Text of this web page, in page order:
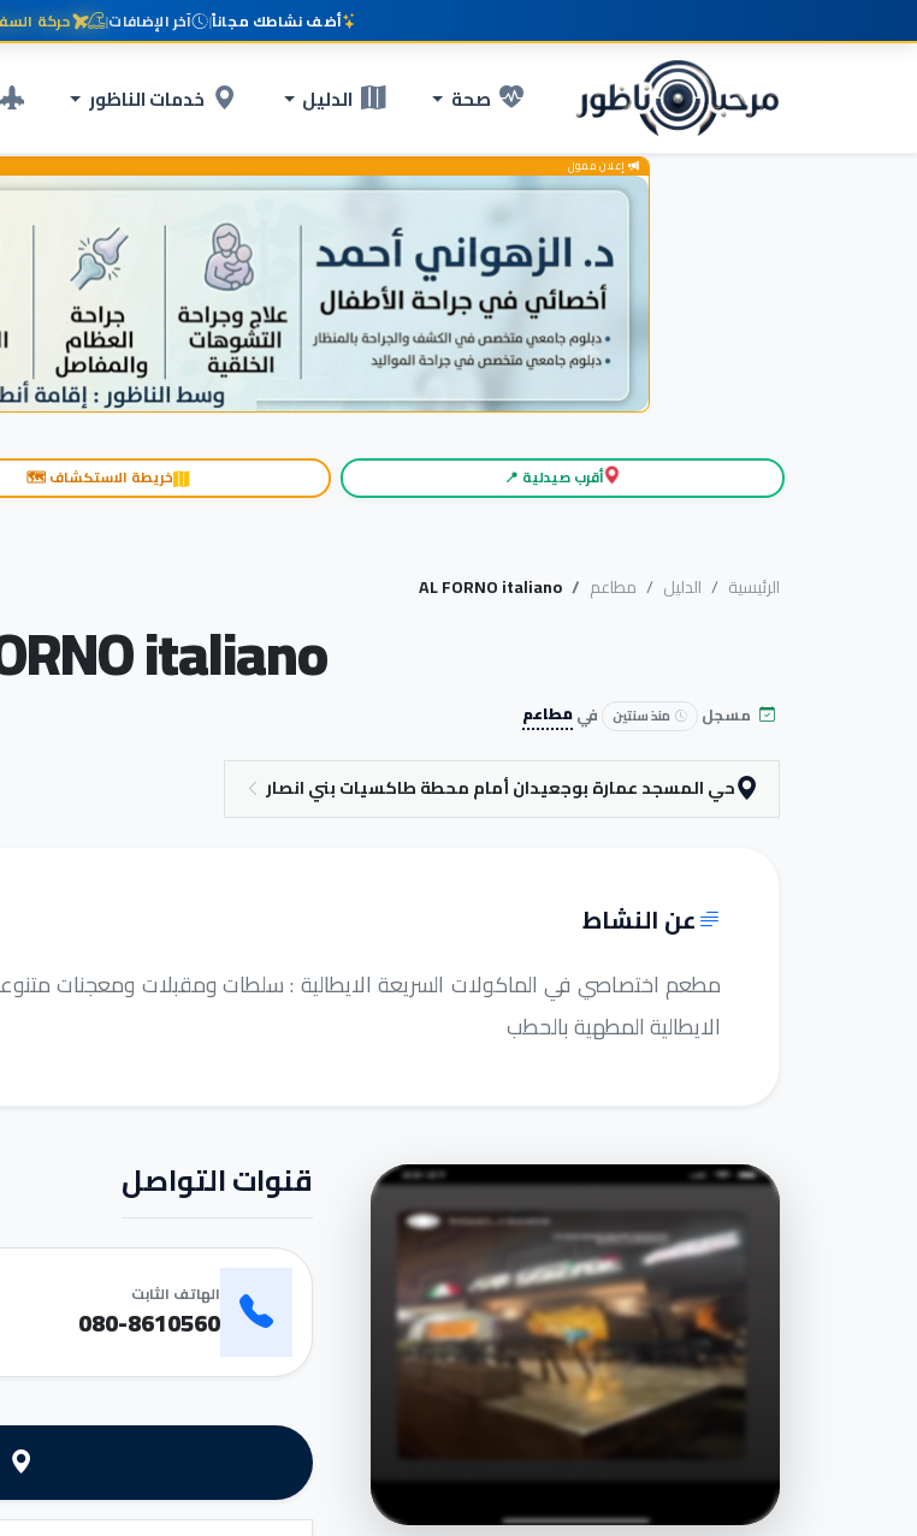
أضف نشاطك مجاناً| آخر الإضافات| حركة
صحة الدليل خدمات الناظور
إعلان ممول
أقرب صيدلية 📍 خريطة الاستكشاف 🗺️
الرئيسية الدليل مطاعم AL FORNO italiano
italiano
مسجل منذ سنتين فيمطاعم
حي المسجد عمارة بوجعيدان أمام محطة طاكسيات بني انصار
عن النشاط
مطعم اختصاصي في الماكولات السريعة الايطالية : سلطات ومقبلات ومعجنات متنوعة
الايطالية المطهية بالحطب
قنوات التواصل
الهاتف الثابت
080-8610560